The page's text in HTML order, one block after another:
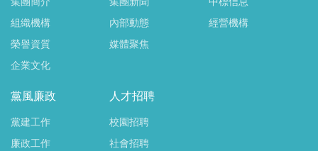
組織機構
榮譽資質
企業文化
內部動態
媒體聚焦
經營機構
黨風廉政
黨建工作
廉政工作
人才招聘
校園招聘
社會招聘